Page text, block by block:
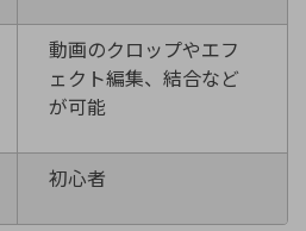
動画のクロップやエフ
ェクト編集、結合など
が可能
初心者